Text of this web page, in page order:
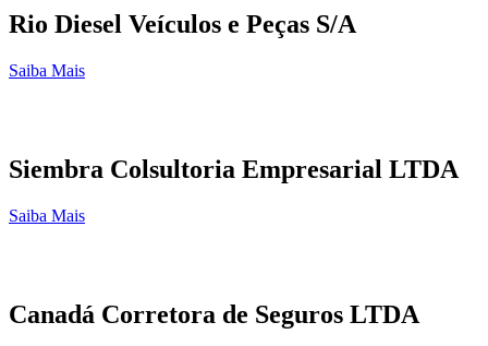
Rio Diesel Veículos e Peças S/A
Saiba Mais
Siembra Colsultoria Empresarial LTDA
Saiba Mais
Canadá Corretora de Seguros LTDA